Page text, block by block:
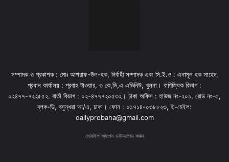
সম্পাদক ও প্রকাশক : মোঃ আশরাফ-উল-হক, নির্বাহী সম্পাদক এবং সি.ই.ও : এনামুল হক সাহেদ,
প্রধান কার্যালয় : প্রবাহ টাওয়ার, ৩ কে,ডি,এ এভিনিউ, খুলনা। বাণিজ্যিক বিভাগ :
০২৪৭৭-৭২২৫৫২. বার্তা বিভাগ : ০২-৪৭৭৭২০৫৩২। ঢাকা অফিস : হাউজ নং-২০১, রোড নং-৫,
ব্লক-ডি, বসুন্ধরা আ/এ, ঢাকা। ফোন : ০১৭১৪-০৩৮৮২৩, ই-মেইল:
dailyprobaha@gmail.com
মোবাইল অ্যাপস ডাউনলোড করুন